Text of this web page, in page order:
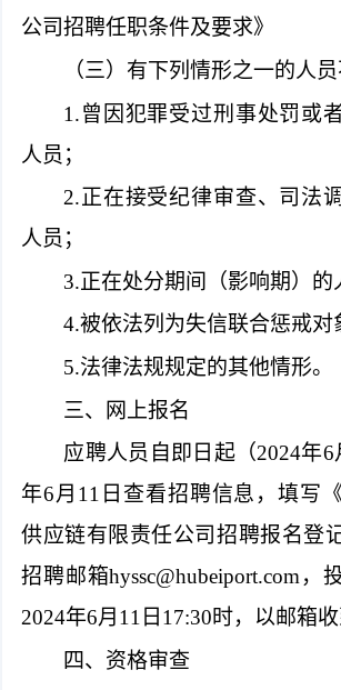
公司招聘任职条件及要求》
（三）有下列情形之一的人
1.曾因犯罪受过刑事处罚或
人员；
2.正在接受纪律审查、司法
人员；
3.正在处分期间（影响期）的
4.被依法列为失信联合惩戒对
5.法律法规规定的其他情形。
三、网上报名
应聘人员自即日起（2024年6
年6月11日查看招聘信息，填写
供应链有限责任公司招聘报名登
招聘邮箱hyssc@hubeiport.com ，
2024年6月11日17:30时，以邮箱收
四、资格审查